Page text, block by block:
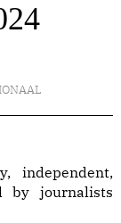
independent,
by journalists